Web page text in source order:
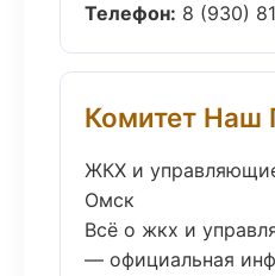
Телефон: 8 (930)
Комитет Наш
ЖКХ и
Омск
Всё о жкх и
— официальная